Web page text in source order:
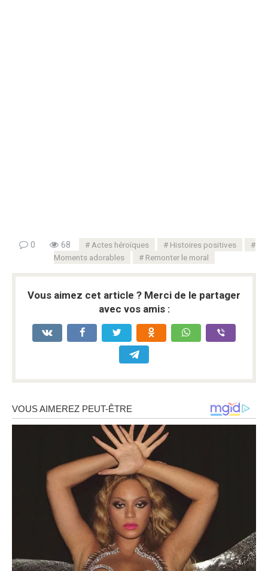
0 68 Actes héroïques
Histoires positives
Moments adorables
Remonter le moral
Vous aimez cet article ? Merci de le partager
avec vos amis :